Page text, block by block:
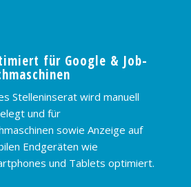
für Google & Job-
Stelleninserat wird manuell
und für
sowie Anzeige auf
Endgeräten wie
und Tablets optimiert.